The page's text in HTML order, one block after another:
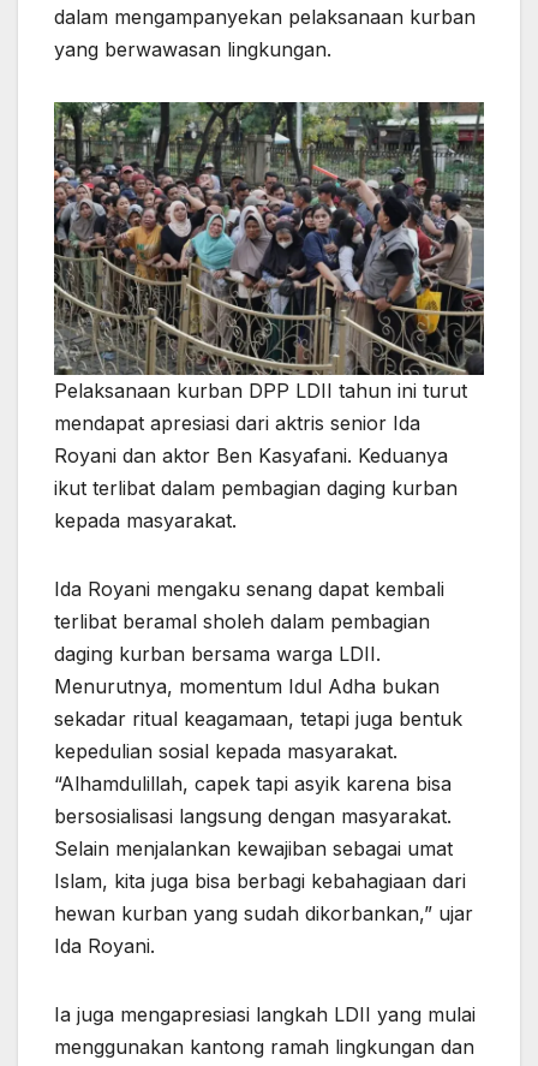
dalam mengampanyekan pelaksanaan kurban
yang berwawasan lingkungan.
Pelaksanaan kurban DPP LDII tahun ini turut
mendapat apresiasi dari aktris senior Ida
Royani dan aktor Ben Kasyafani. Keduanya
ikut terlibat dalam pembagian daging kurban
kepada masyarakat.
Ida Royani mengaku senang dapat kembali
terlibat beramal sholeh dalam pembagian
daging kurban bersama warga LDII.
Menurutnya, momentum Idul Adha bukan
sekadar ritual keagamaan, tetapi juga bentuk
kepedulian sosial kepada masyarakat.
“Alhamdulillah, capek tapi asyik karena bisa
bersosialisasi langsung dengan masyarakat.
Selain menjalankan kewajiban sebagai umat
Islam, kita juga bisa berbagi kebahagiaan dari
hewan kurban yang sudah dikorbankan,” ujar
Ida Royani.
Ia juga mengapresiasi langkah LDII yang mulai
menggunakan kantong ramah lingkungan dan